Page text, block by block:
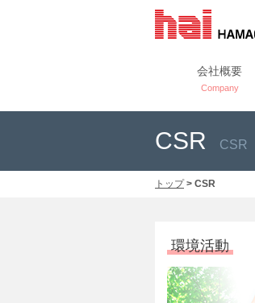
会社概要
Company
CSR CSR
トップ> CSR
環境活動